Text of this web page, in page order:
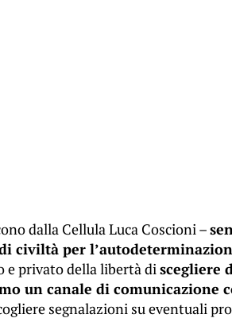
dalla Cellula Luca Coscioni –
civiltà per
e privato della libertà discegliere
un canale di comunicazione
segnalazioni su eventuali